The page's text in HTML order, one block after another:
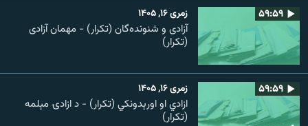
۵۹:۵۹ زمری ۱۶, ۱۴۰۵
آزادی و شنونده‌گان (تکرار) - مهمان آزادی
(تکرار)
۵۹:۵۹ زمری ۱۶, ۱۴۰۵
ازادي او اورېدونکي (تکرار) - د ازادۍ مېلمه
(تکرار)